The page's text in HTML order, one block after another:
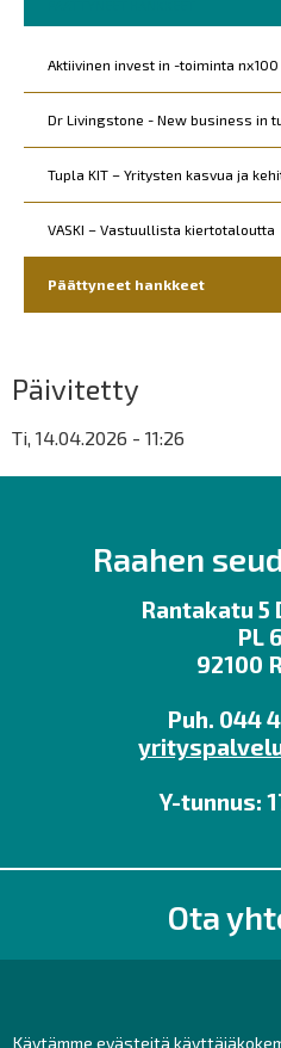
Käytämme evästeitä
are
Päävalikko
Kohderyhmät
Aktiivinen invest in -toiminta nx100
Dr Livingstone - New business in
Tupla KIT – Yritysten kasvua ja
VASKI – Vastuullista kiertotaloutta
Päättyneet hankkeet
Päivitetty
Ti, 14.04.2026 - 11:26
Raahen
Rantakatu 5
PL
92100
Puh. 044
Y-tunnus:
Ota